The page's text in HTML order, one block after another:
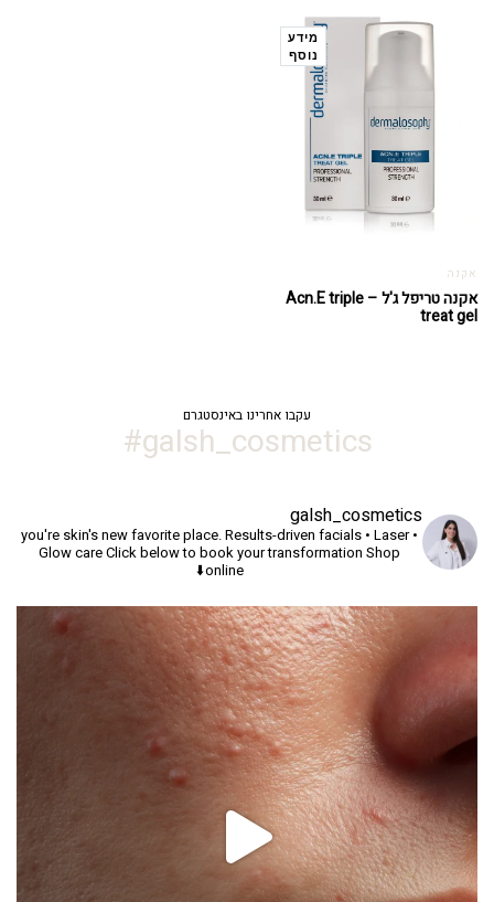
מידע
נוסף
אקנה
אקנה טריפל ג'ל – Acn.E triple
treat gel
עקבו אחרינו באינסטגרם
galsh_cosmetics#
galsh_cosmetics
you're skin's new favorite place.Results-driven facials • Laser •
Glow careClick below to book your transformation Shop
online⬇️